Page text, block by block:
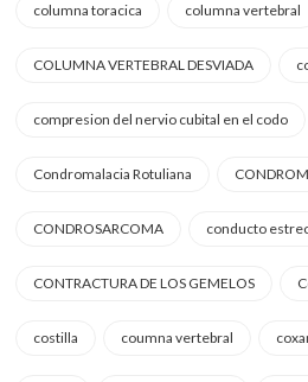
columna toracica columna vertebral
COLUMNA VERTEBRAL DESVIADA
compresion del nervio cubital en el codo
Condromalacia Rotuliana
CONDROSARCOMA conducto
CONTRACTURA DE LOS GEMELOS
costilla coumna vertebral